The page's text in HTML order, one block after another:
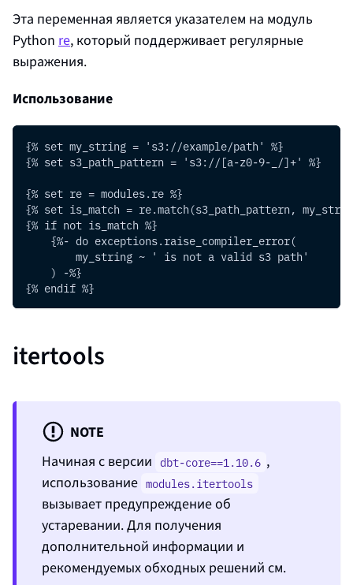
Эта переменная является указателем на модуль
Python re, который поддерживает регулярные
выражения.
Использование
{% set my_string = 's3://example/path' %}
{% set s3_path_pattern = 's3://[a-z0-9-_/]+' %}
{% set re = modules.re %}
{% set is_match = re.match(s3_path_pattern,
{% if not is_match %}
    {%- do exceptions.raise_compiler_error(
        my_string ~ ' is not a valid s3 path'
    ) -%}
{% endif %}
itertools
NOTE
Начиная с версии dbt-core==1.10.6 ,
использование modules.itertools
вызывает предупреждение об
устаревании. Для получения
дополнительной информации и
рекомендуемых обходных решений см.